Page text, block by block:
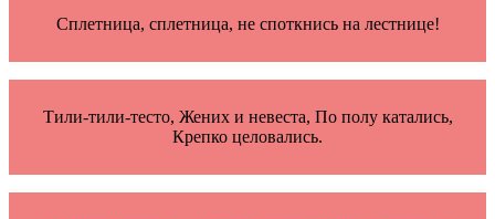
Сплетница, сплетница, не споткнись на лестнице!
Тили-тили-тесто, Жених и невеста, По полу катались,
Крепко целовались.